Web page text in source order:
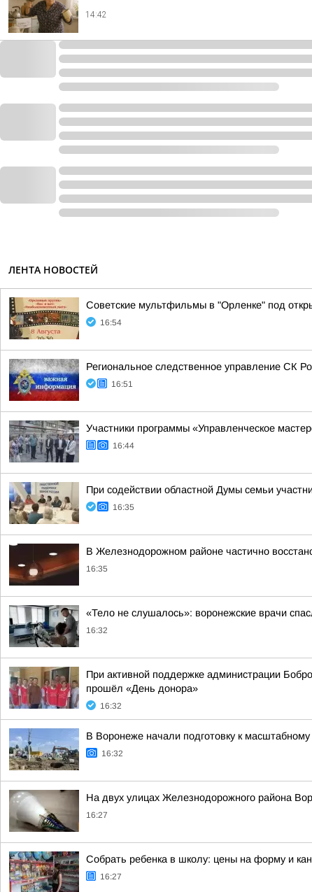
14:42
ЛЕНТА НОВОСТЕЙ
Советские мультфильмы в "Орленке" под
16:54
Региональное следственное управление СК
16:51
Участники программы «Управленческое
16:44
При содействии областной Думы семьи
16:35
В Железнодорожном районе частично
16:35
«Тело не слушалось»: воронежские врачи
16:32
При активной поддержке администрации
прошёл «День донора»
16:32
В Воронеже начали подготовку к
16:32
На двух улицах Железнодорожного района
16:27
Собрать ребенка в школу: цены на форму и
16:27